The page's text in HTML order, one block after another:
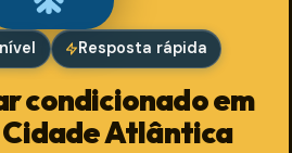
Resposta rápida
condicionado em
Atlântica